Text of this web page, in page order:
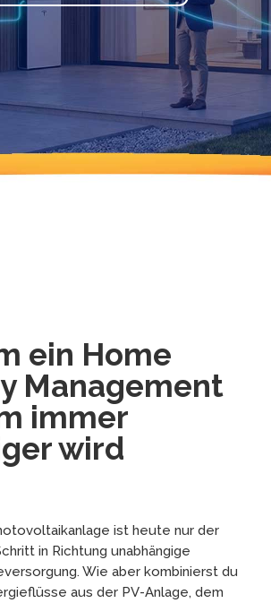
ein Home
Management
immer
wird
ist heute nur der
in Richtung unabhängige
Wie aber kombinierst du
aus der PV-Anlage, dem